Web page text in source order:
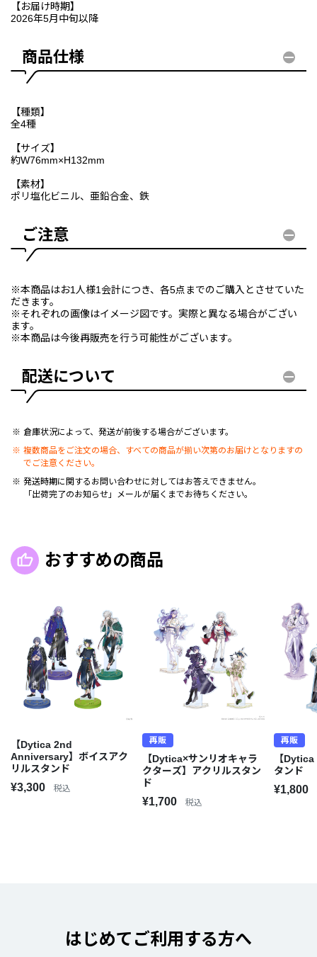
【お届け時期】
2026年5月中旬以降
商品仕様
【種類】
全4種
【サイズ】
約W76mm×H132mm
【素材】
ポリ塩化ビニル、亜鉛合金、鉄
ご注意
※本商品はお1人様1会計につき、各5点までのご購入とさせていた
だきます。
※それぞれの画像はイメージ図です。実際と異なる場合がござい
ます。
※本商品は今後再販売を行う可能性がございます。
配送について
倉庫状況によって、発送が前後する場合がございます。
複数商品をご注文の場合、すべての商品が揃い次第のお届けとなりますの
でご注意ください。
発送時期に関するお問い合わせに対してはお答えできません。
「出荷完了のお知らせ」メールが届くまでお待ちください。
おすすめの商品
【Dytica 2nd
Anniversary】ボイスアク
リルスタンド
¥3,300 税込
再販
【Dytica×サンリオキャラ
クターズ】アクリルスタン
ド
¥1,700 税込
再販
【
タンド
¥1,800
はじめてご利用する方へ